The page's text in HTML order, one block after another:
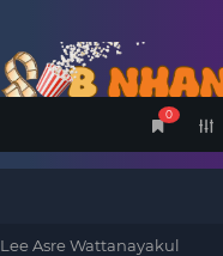
0
Lee Asre Wattanayakul